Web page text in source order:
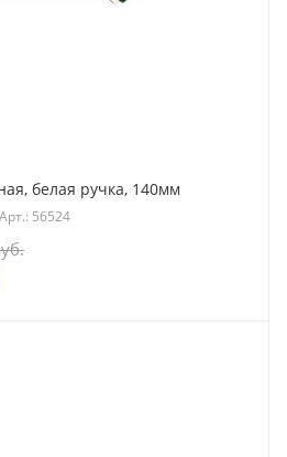
белая ручка, 140мм
Арт.: 56524